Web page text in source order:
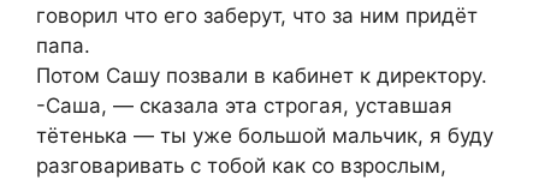
говорил что его заберут, что за ним придёт
папа.
Потом Сашу позвали в кабинет к директору.
-Саша, — сказала эта строгая, уставшая
тётенька — ты уже большой мальчик, я буду
разговаривать с тобой как со взрослым,